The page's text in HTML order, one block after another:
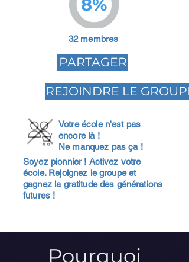
8%
32 membres
PARTAGER
REJOINDRE LE GROUPE
Votre école n'est pas
encore là !
Ne manquez pas ça !
Soyez pionnier ! Activez votre
école. Rejoignez le groupe et
gagnez la gratitude des générations
futures !
Pourquoi